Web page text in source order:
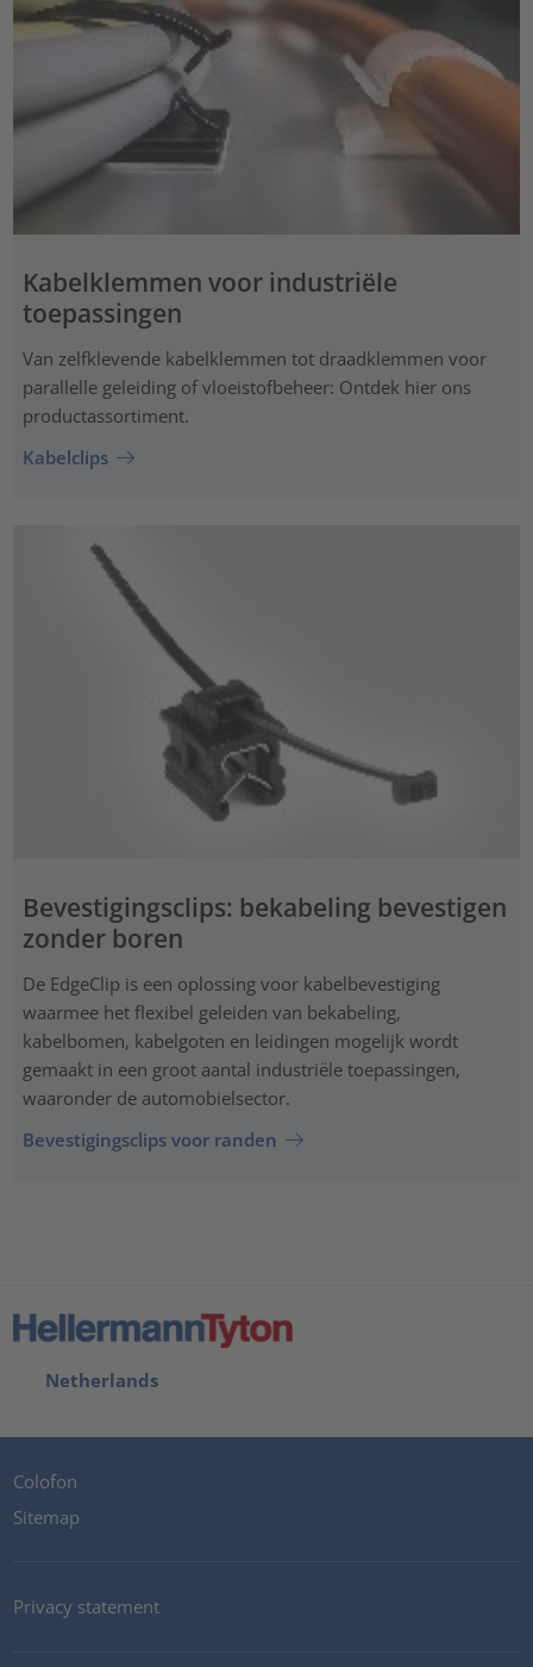
Kabelklemmen voor industriële
toepassingen
Van zelfklevende kabelklemmen tot draadklemmen voor
parallelle geleiding of vloeistofbeheer: Ontdek hier ons
productassortiment.
Kabelclips
Bevestigingsclips: bekabeling bevestigen
zonder boren
De EdgeClip is een oplossing voor kabelbevestiging
waarmee het flexibel geleiden van bekabeling,
kabelbomen, kabelgoten en leidingen mogelijk wordt
gemaakt in een groot aantal industriële toepassingen,
waaronder de automobielsector.
Bevestigingsclips voor randen
Netherlands
Colofon
Sitemap
Privacy statement